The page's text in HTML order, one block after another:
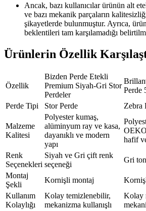
Ancak, bazı kullanıcılar ürünün alt
ve bazı mekanik parçaların
şikayetlerde bulunmuştur. Ayrıca,
beklentileri tam karşılamadığı
Ürünlerin Özellik
Özellik
Bizden Perde Etekli
Premium Siyah-Gri Stor
Perdeler
Perde
Perde Tipi
Stor Perde Zebra
Malzeme
Kalitesi
Polyester kumaş,
alüminyum ray ve kasa,
dayanıklı ve modern
yapı
hafif
Renk
Seçenekleri
Siyah ve Gri çift renk
seçeneği
Gri
Montaj
Şekli
Kornişli montaj
Kullanım
Kolaylığı
Kolay temizlenebilir,
mekanizma kullanışlı
Kolay